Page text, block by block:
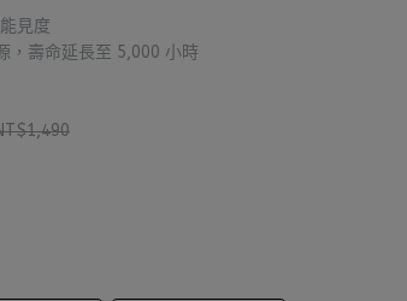
見度
，壽命延長至 5,000 小時